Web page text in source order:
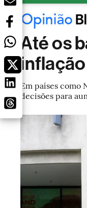
Até os
inflação
Em países
decisões para